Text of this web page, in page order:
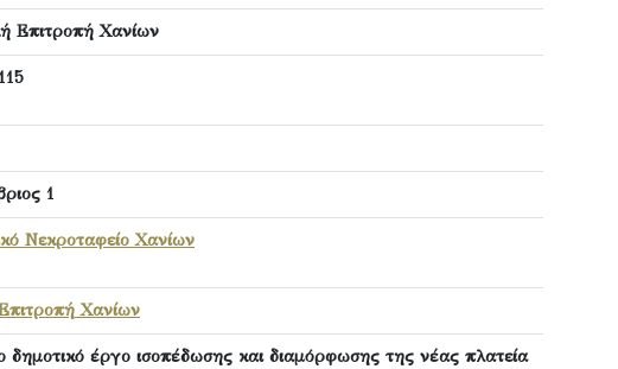
Επιτροπή Χανίων
1
Νεκροταφείο Χανίων
Χανίων
δημοτικό έργο ισοπέδωσης και διαμόρφωσης της νέας πλατεία